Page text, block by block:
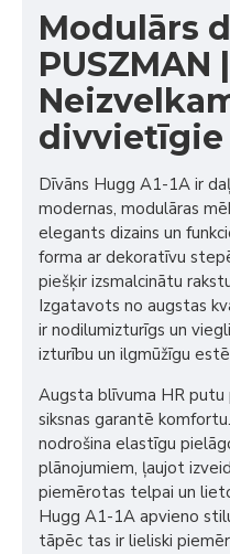
Modulārs
PUSZMAN
divvietīgie
Dīvāns Hugg A1-1A ir
modernas, modulāras
elegants dizains un
forma ar dekoratīvu
piešķir izsmalcinātu
Izgatavots no augstas
ir nodilumizturīgs un
izturību un ilgmūžīgu
Augsta blīvuma HR
siksnas garantē
nodrošina elastīgu
plānojumiem, ļaujot
piemērotas telpai un
Hugg A1-1A apvieno
tāpēc tas ir lieliski